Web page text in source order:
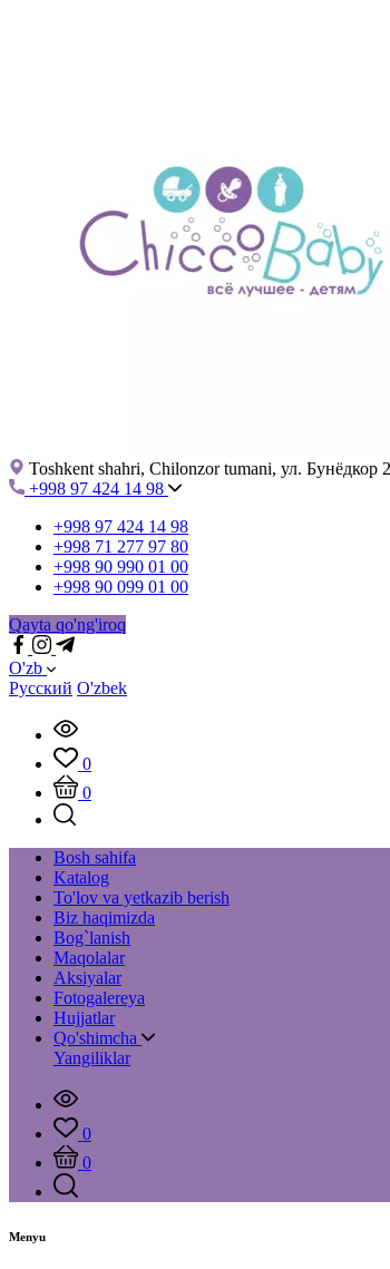
Toshkent shahri, Chilonzor tumani, ул.
+998 97 424 14 98
+998 97 424 14 98
+998 71 277 97 80
+998 90 990 01 00
+998 90 099 01 00
Qayta qo'ng'iroq
O'zb
Русский O'zbek
0
0
Bosh sahifa
Katalog
To'lov va yetkazib berish
Biz haqimizda
Bog`lanish
Maqolalar
Aksiyalar
Fotogalereya
Hujjatlar
Qo'shimcha
Yangiliklar
0
0
Menyu